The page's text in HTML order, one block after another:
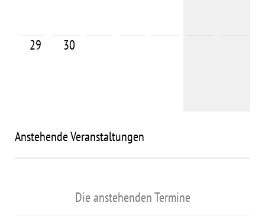
29 30
Anstehende Veranstaltungen
Die anstehenden Termine